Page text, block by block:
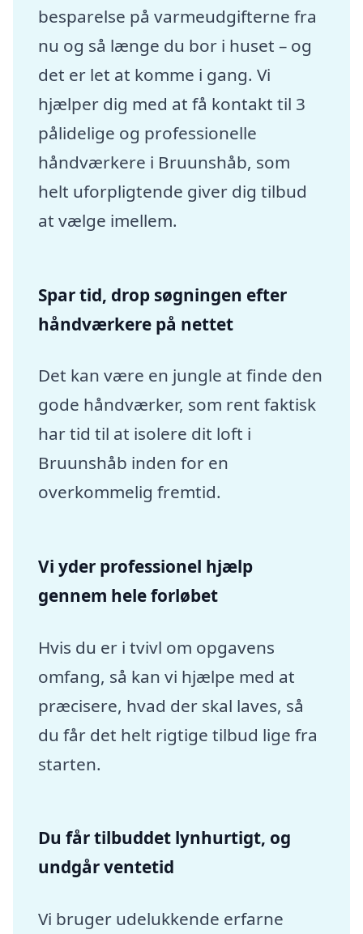
besparelse på varmeudgifterne fra
nu og så længe du bor i huset – og
det er let at komme i gang. Vi
hjælper dig med at få kontakt til 3
pålidelige og professionelle
håndværkere i Bruunshåb, som
helt uforpligtende giver dig tilbud
at vælge imellem.
Spar tid, drop søgningen efter
håndværkere på nettet
Det kan være en jungle at finde den
gode håndværker, som rent faktisk
har tid til at isolere dit loft i
Bruunshåb inden for en
overkommelig fremtid.
Vi yder professionel hjælp
gennem hele forløbet
Hvis du er i tvivl om opgavens
omfang, så kan vi hjælpe med at
præcisere, hvad der skal laves, så
du får det helt rigtige tilbud lige fra
starten.
Du får tilbuddet lynhurtigt, og
undgår ventetid
Vi bruger udelukkende erfarne